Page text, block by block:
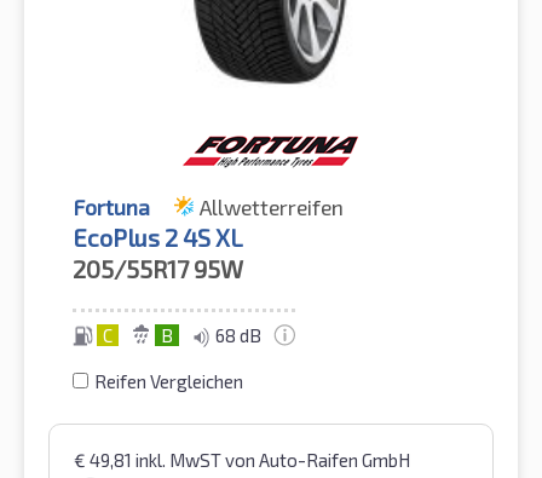
Fortuna Allwetterreifen
EcoPlus 2 4S XL
205/55R17 95W
C B 68 dB
Reifen Vergleichen
€ 49,81 inkl. MwSTvon Auto-Raifen GmbH